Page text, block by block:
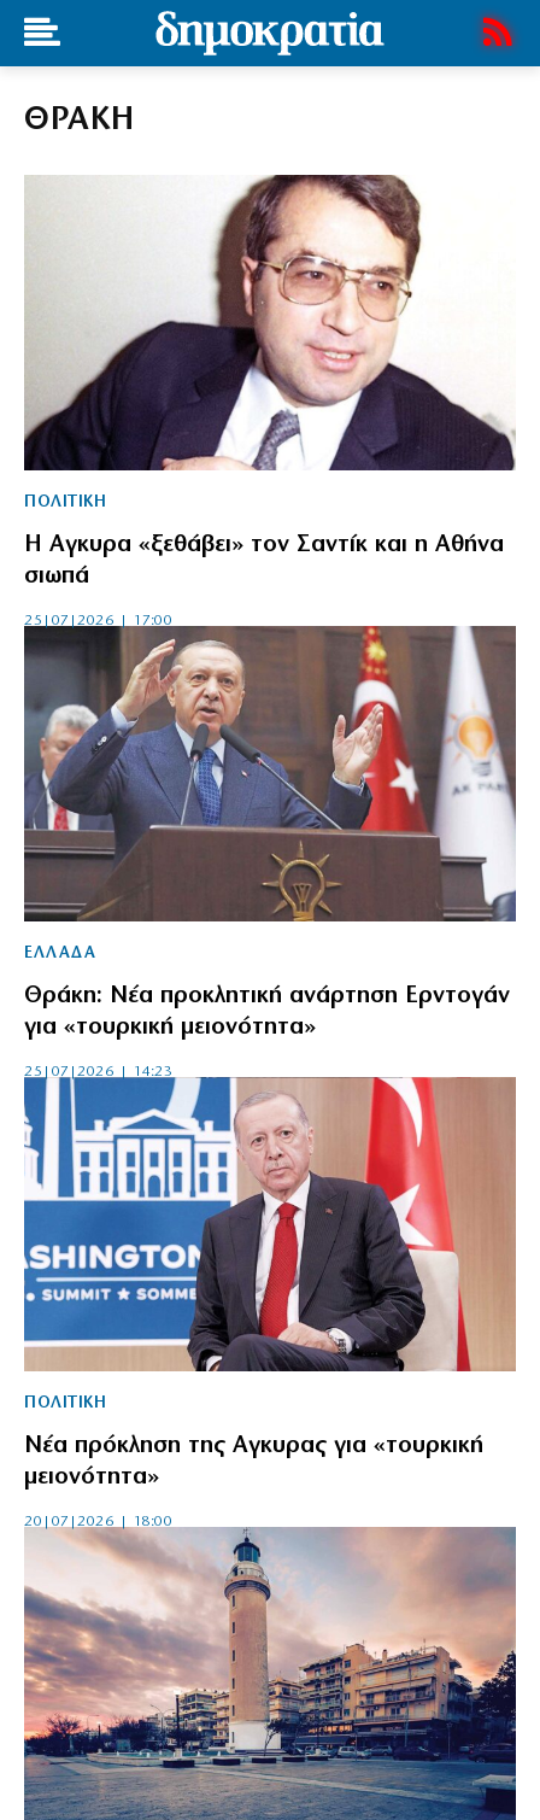
ΘΡΑΚΗ
ΠΟΛΙΤΙΚΗ
Η Αγκυρα «ξεθάβει» τον Σαντίκ και η Αθήνα
σιωπά
25|07|2026 | 17:00
ΕΛΛΑΔΑ
Θράκη: Νέα προκλητική ανάρτηση Ερντογάν
για «τουρκική μειονότητα»
25|07|2026 | 14:23
ΠΟΛΙΤΙΚΗ
Νέα πρόκληση της Αγκυρας για «τουρκική
μειονότητα»
20|07|2026 | 18:00